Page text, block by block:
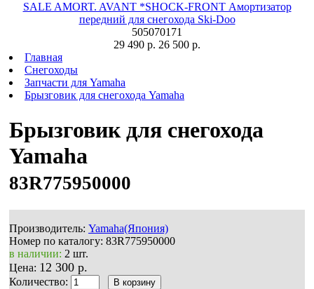
SALE AMORT. AVANT *SHOCK-FRONT Амортизатор
передний для снегохода Ski-Doo
505070171
29 490 р. 26 500 р.
Главная
Снегоходы
Запчасти для Yamaha
Брызговик для снегохода Yamaha
Брызговик для снегохода
Yamaha
83R775950000
Производитель: Yamaha(Япония)
Номер по каталогу: 83R775950000
в наличии: 2 шт.
Цена: 12 300 р.
Количество: